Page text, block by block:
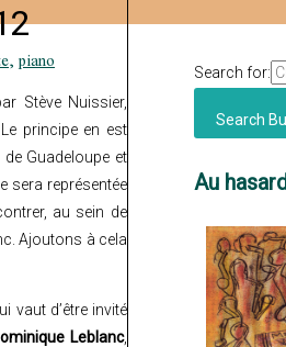
,piano
Stève Nuissier,
principe en est
Guadeloupe et
sera représentée
au sein de
Ajoutons à cela
vaut d’être invité
Leblanc,
Search for:
Search
Au